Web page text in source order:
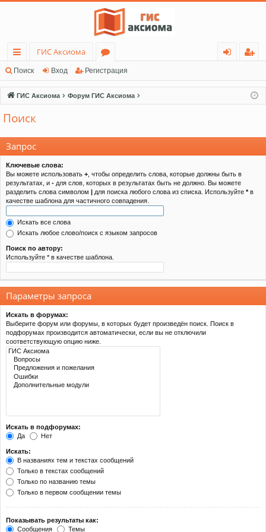
с
ы
лк
и
ГИС Аксиома
о
ру
м
д
ис
тр
Поиск Вход Регистрация
ГИС Аксиома Форум ГИС Аксиома
Поиск
Запрос
Ключевые слова:
Вы можете использовать + , чтобы определить слова, которые должны быть в
результатах, и - для слов, которых в результатах быть не должно. Вы можете
разделить слова символом | для поиска любого слова из списка. Используйте *в
качестве шаблона для частичного совпадения.
Искать все слова
Искать любое слово/поиск с языком запросов
Поиск по автору:
Используйте * в качестве шаблона.
Параметры запроса
Искать в форумах:
Выберите форум или форумы, в которых будет произведён поиск. Поиск в
подфорумах производится автоматически, если вы не отключили
соответствующую опцию ниже.
Искать в подфорумах:
Да
Нет
Искать:
В названиях тем и текстах сообщений
Только в текстах сообщений
Только по названию темы
Только в первом сообщении темы
Показывать результаты как:
Сообщения
Темы